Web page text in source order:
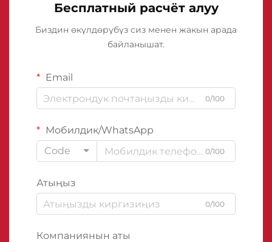
Бесплатный расчёт алуу
Биздин өкүлдөрүбүз сиз менен жакын арада
байланышат.
Email
0/100
Мобилдик/WhatsApp
Code
0/100
Атыңыз
0/100
Компаниянын аты